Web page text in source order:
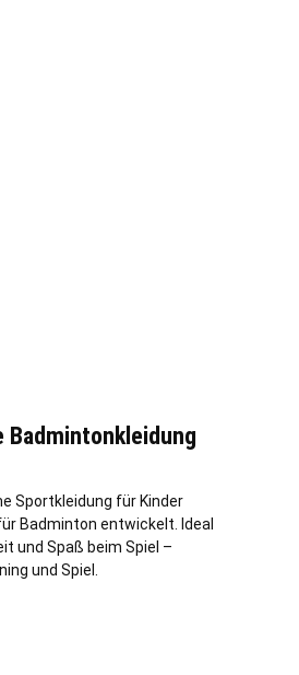
Badmintonkleidung
Sportkleidung für Kinder
Badminton entwickelt. Ideal
und Spaß beim Spiel –
und Spiel.